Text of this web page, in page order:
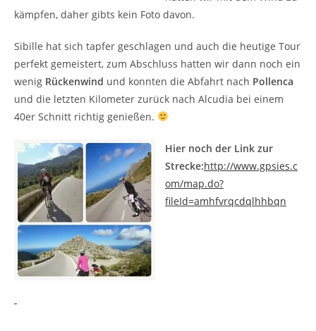
kämpfen, daher gibts kein Foto davon.
Sibille hat sich tapfer geschlagen und auch die heutige Tour
perfekt gemeistert, zum Abschluss hatten wir dann noch ein
wenig Rückenwind und konnten die Abfahrt nach Pollenca
und die letzten Kilometer zurück nach Alcudia bei einem
40er Schnitt richtig genießen.
Hier noch der Link zur
Strecke:http://www.gpsies.c
om/map.do?
fileId=amhfvrqcdqlhhbqn